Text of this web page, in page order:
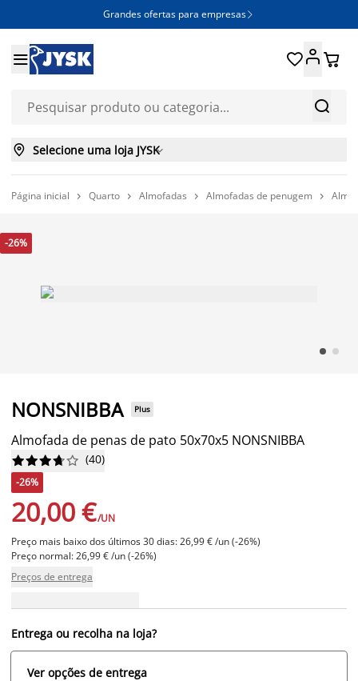
Grandes ofertas para empresas 


 
 Selecione uma loja JYSK
Página inicial  Quarto  Almofadas  Almofadas de penugem 
-26%
NONSNIBBA Plus
Almofada de penas de pato 50x70x5 NONSNIBBA





 (40)
-26%
20,00 €/UN
Preço mais baixo dos últimos 30 dias: 26,99 € /un (-26%)
Preço normal: 26,99 € /un (-26%)
Preços de entrega
Entrega ou recolha na loja?
Ver opções de entrega